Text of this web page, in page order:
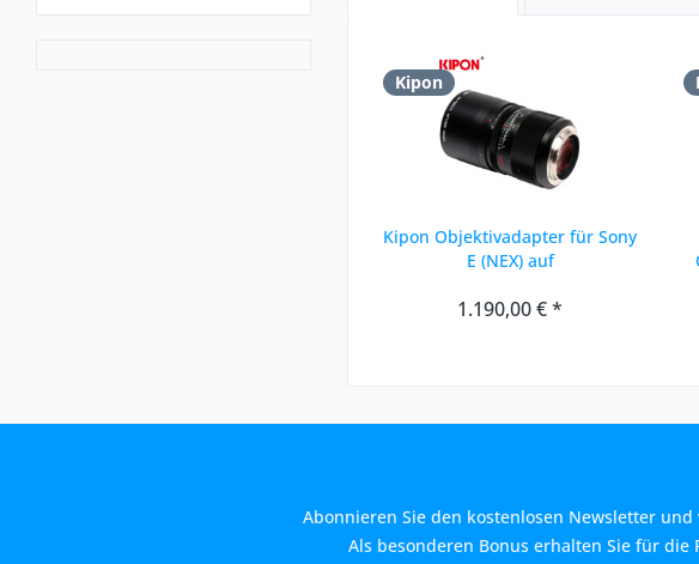
Kipon
Kipon Objektivadapter für Sony
E (NEX) auf
1.190,00 € *
Abonnieren Sie den kostenlosen Newsletter
Als besonderen Bonus erhalten Sie für